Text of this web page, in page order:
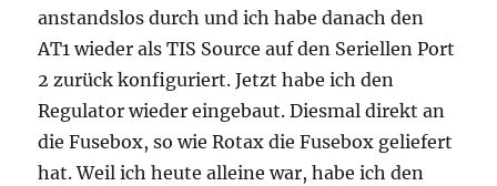
anstandslos durch und ich habe danach den
AT1 wieder als TIS Source auf den Seriellen Port
2 zurück konfiguriert. Jetzt habe ich den
Regulator wieder eingebaut. Diesmal direkt an
die Fusebox, so wie Rotax die Fusebox geliefert
hat. Weil ich heute alleine war, habe ich den